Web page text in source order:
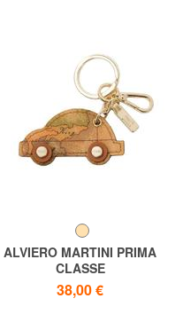
ALVIERO MARTINI PRIMA
CLASSE
Porte-clés de voiture à imprimé
géométrique
38,00 €